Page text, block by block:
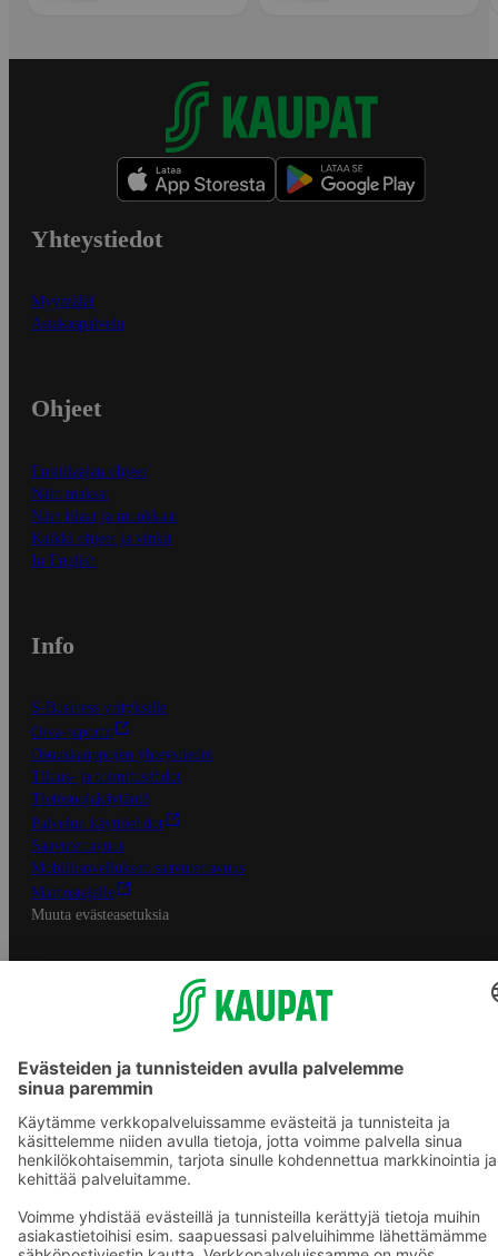
Yhteystiedot
Myymälät
Asiakaspalvelu
Ohjeet
Ensitilaajan ohjeet
Näin maksat
Näin tilaat ja muokkaat
Kaikki ohjeet ja vinkit
In English
Info
S-Business yrityksille
Oiva-raportit
Osuuskauppojen yhteystiedot
Tilaus- ja toimitusehdot
Tietosuojakäytäntö
Palvelun käyttöehdot
Saavutettavuus
Mobiilisovelluksen saavutettavuus
Mainostajalle
Muuta evästeasetuksia
S-ryhmän palvelut
S-ryhmä
Asiakasomistajuus
Yhteishyvä Ruoka -sovellus
S-ostoslista -sovellus
Prisma.fi
Sokos.fi
S-Pankki
Yhteishyvä